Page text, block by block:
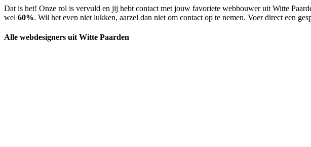
Dat is het! Onze rol is vervuld en jij hebt contact met jouw favoriete webbouwer uit Witte
wel 60%. Wil het even niet lukken, aarzel dan niet om contact op te nemen. Voer direct een
Alle webdesigners uit Witte Paarden